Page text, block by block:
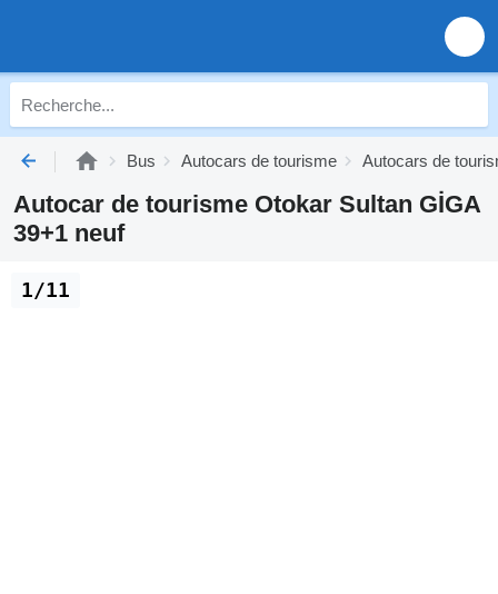
Bus Autocars de tourisme Autocars de
Autocar de tourisme Otokar Sultan GİGA
39+1 neuf
1/11